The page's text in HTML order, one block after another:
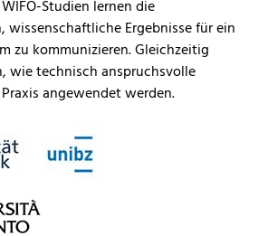
Studien lernen die
Ergebnisse für ein
zu kommunizieren. Gleichzeitig
wie technisch anspruchsvolle
angewendet werden.